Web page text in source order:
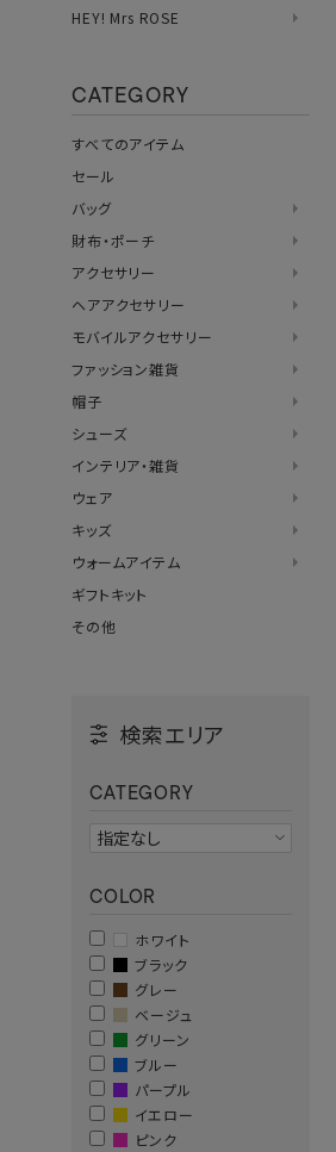
HEY! Mrs ROSE
CATEGORY
すべてのアイテム
セール
バッグ
財布・ポーチ
アクセサリー
ヘアアクセサリー
モバイルアクセサリー
ファッション雑貨
帽子
シューズ
インテリア・雑貨
ウェア
キッズ
ウォームアイテム
ギフトキット
その他
検索エリア
CATEGORY
COLOR
ホワイト
ブラック
グレー
ベージュ
グリーン
ブルー
パープル
イエロー
ピンク